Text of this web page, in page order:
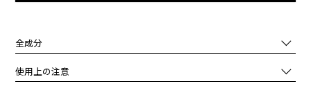
全成分
スクワラン,ダイズ油,リンゴ酸ジアルキル（Ｃ１２，１３）,レチノー
ル,トリ（カプリル酸／カプリン酸）グリセリル,ＢＨＴ,トコトリエノ
使用上の注意